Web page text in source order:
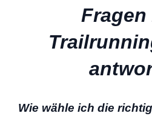
Fragen
Wie wähle ich die